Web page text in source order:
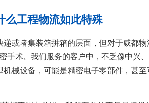
么工程物流如此特殊
或者集装箱拼箱的层面，但对于威都
手术。我们服务的客户中，不乏像中兴
械设备，可能是精密电子零部件，甚